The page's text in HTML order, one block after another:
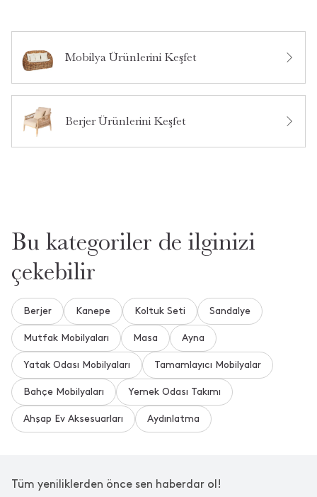
Merhaba
Dış mekana, güneş yağmur vs uygun mu?
31 Mayıs 2026 • **** ****
Merhabalar, minderi de dahil mi?
Merhaba, minderi ile beraber gönderilmektedir. İlginiz için
teşekkür ederiz.
17 dakika içinde cevaplandı.
Daha Fazla Soru ve Cevap Gör
Mobilya Ürünlerini Keşfet
Berjer Ürünlerini Keşfet
Bu kategoriler de ilginizi
çekebilir
Berjer Kanepe Koltuk Seti Sandalye
Mutfak Mobilyaları Masa Ayna
Yatak Odası Mobilyaları Tamamlayıcı Mobilyalar
Bahçe Mobilyaları Yemek Odası Takımı
Ahşap Ev Aksesuarları Aydınlatma
Tüm yeniliklerden önce sen haberdar ol!